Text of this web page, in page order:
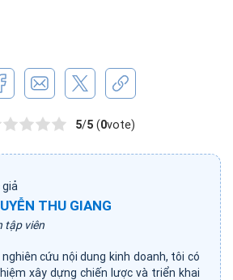
5/5 (0vote)
giả
THU GIANG
tập viên
cứu nội dung kinh doanh, tôi có
xây dựng chiến lược và triển khai